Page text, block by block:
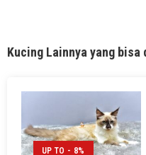
Kucing Lainnya yang bisa
UP TO - 8%